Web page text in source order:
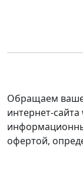
Обращаем
интернет-
офертой,